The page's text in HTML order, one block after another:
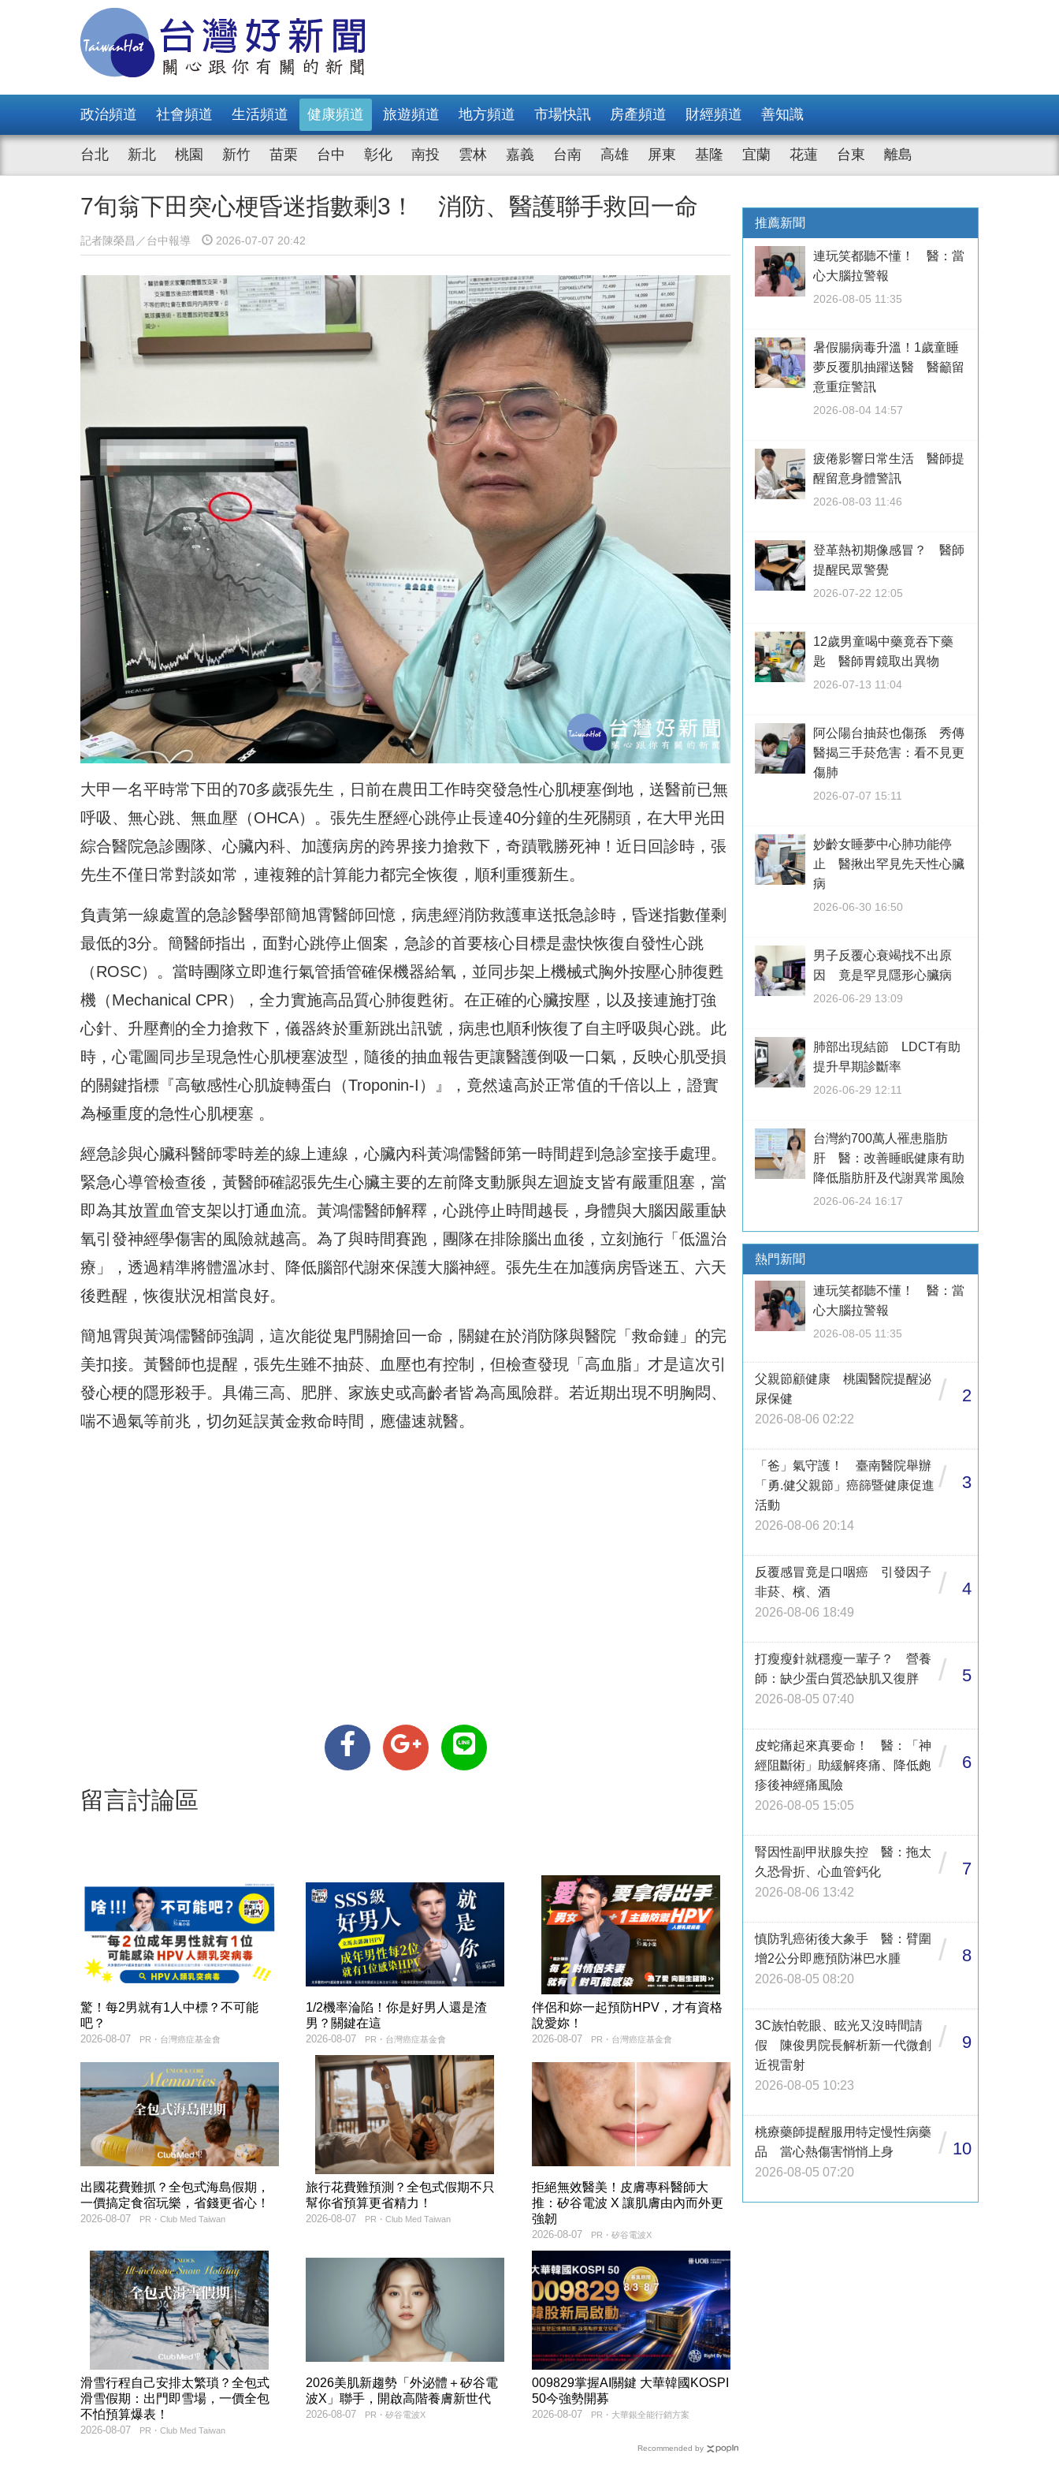
政治頻道 社會頻道 生活頻道 健康頻道 旅遊頻道 地方頻道 市場快訊 房產頻道 財經頻道 善知識
台北 新北 桃園 新竹 苗栗 台中 彰化 南投 雲林 嘉義 台南 高雄 屏東 基隆 宜蘭 花蓮 台東 離島
7旬翁下田突心梗昏迷指數剩3！ 消防、醫護聯手救回一命
記者陳榮昌／台中報導 2026-07-07 20:42
大甲一名平時常下田的70多歲張先生，日前在農田工作時突發急性心肌梗塞倒地，送醫前已無
呼吸、無心跳、無血壓（OHCA）。張先生歷經心跳停止長達40分鐘的生死關頭，在大甲光田
綜合醫院急診團隊、心臟內科、加護病房的跨界接力搶救下，奇蹟戰勝死神！近日回診時，張
先生不僅日常對談如常，連複雜的計算能力都完全恢復，順利重獲新生。
負責第一線處置的急診醫學部簡旭霄醫師回憶，病患經消防救護車送抵急診時，昏迷指數僅剩
最低的3分。簡醫師指出，面對心跳停止個案，急診的首要核心目標是盡快恢復自發性心跳
（ROSC）。當時團隊立即進行氣管插管確保機器給氧，並同步架上機械式胸外按壓心肺復甦
機（Mechanical CPR），全力實施高品質心肺復甦術。在正確的心臟按壓，以及接連施打強
心針、升壓劑的全力搶救下，儀器終於重新跳出訊號，病患也順利恢復了自主呼吸與心跳。此
時，心電圖同步呈現急性心肌梗塞波型，隨後的抽血報告更讓醫護倒吸一口氣，反映心肌受損
的關鍵指標『高敏感性心肌旋轉蛋白（Troponin-I）』，竟然遠高於正常值的千倍以上，證實
為極重度的急性心肌梗塞 。
經急診與心臟科醫師零時差的線上連線，心臟內科黃鴻儒醫師第一時間趕到急診室接手處理。
緊急心導管檢查後，黃醫師確認張先生心臟主要的左前降支動脈與左迴旋支皆有嚴重阻塞，當
即為其放置血管支架以打通血流。黃鴻儒醫師解釋，心跳停止時間越長，身體與大腦因嚴重缺
氧引發神經學傷害的風險就越高。為了與時間賽跑，團隊在排除腦出血後，立刻施行「低溫治
療」，透過精準將體溫冰封、降低腦部代謝來保護大腦神經。張先生在加護病房昏迷五、六天
後甦醒，恢復狀況相當良好。
簡旭霄與黃鴻儒醫師強調，這次能從鬼門關搶回一命，關鍵在於消防隊與醫院「救命鏈」的完
美扣接。黃醫師也提醒，張先生雖不抽菸、血壓也有控制，但檢查發現「高血脂」才是這次引
發心梗的隱形殺手。具備三高、肥胖、家族史或高齡者皆為高風險群。若近期出現不明胸悶、
喘不過氣等前兆，切勿延誤黃金救命時間，應儘速就醫。
留言討論區
驚！每2男就有1人中標？不可能
吧？
PR・台灣癌症基金會
2026-08-07
1/2機率淪陷！你是好男人還是渣
男？關鍵在這
PR・台灣癌症基金會
2026-08-07
伴侶和妳一起預防HPV，才有資格
說愛妳！
PR・台灣癌症基金會
2026-08-07
出國花費難抓？全包式海島假期，
一價搞定食宿玩樂，省錢更省心！
PR・Club Med Taiwan
2026-08-07
旅行花費難預測？全包式假期不只
幫你省預算更省精力！
PR・Club Med Taiwan
2026-08-07
拒絕無效醫美！皮膚專科醫師大
推：矽谷電波 X 讓肌膚由內而外更
強韌
PR・矽谷電波X
2026-08-07
滑雪行程自己安排太繁瑣？全包式
滑雪假期：出門即雪場，一價全包
不怕預算爆表！
PR・Club Med Taiwan
2026-08-07
2026美肌新趨勢「外泌體＋矽谷電
波X」聯手，開啟高階養膚新世代
PR・矽谷電波X
2026-08-07
009829掌握AI關鍵 大華韓國KOSPI
50今強勢開募
PR・大華銀全能行銷方案
2026-08-07
Recommended by
推薦新聞
連玩笑都聽不懂！ 醫：當
心大腦拉警報
2026-08-05 11:35
暑假腸病毒升溫！1歲童睡
夢反覆肌抽躍送醫 醫籲留
意重症警訊
2026-08-04 14:57
疲倦影響日常生活 醫師提
醒留意身體警訊
2026-08-03 11:46
登革熱初期像感冒？ 醫師
提醒民眾警覺
2026-07-22 12:05
12歲男童喝中藥竟吞下藥
匙 醫師胃鏡取出異物
2026-07-13 11:04
阿公陽台抽菸也傷孫 秀傳
醫揭三手菸危害：看不見更
傷肺
2026-07-07 15:11
妙齡女睡夢中心肺功能停
止 醫揪出罕見先天性心臟
病
2026-06-30 16:50
男子反覆心衰竭找不出原
因 竟是罕見隱形心臟病
2026-06-29 13:09
肺部出現結節 LDCT有助
提升早期診斷率
2026-06-29 12:11
台灣約700萬人罹患脂肪
肝 醫：改善睡眠健康有助
降低脂肪肝及代謝異常風險
2026-06-24 16:17
熱門新聞
連玩笑都聽不懂！ 醫：當
心大腦拉警報
2026-08-05 11:35
父親節顧健康 桃園醫院提醒泌
尿保健
2026-08-06 02:22
/ 2
「爸」氣守護！ 臺南醫院舉辦
「勇.健父親節」癌篩暨健康促進
活動
2026-08-06 20:14
/ 3
反覆感冒竟是口咽癌 引發因子
非菸、檳、酒
2026-08-06 18:49
/ 4
打瘦瘦針就穩瘦一輩子？ 營養
師：缺少蛋白質恐缺肌又復胖
2026-08-05 07:40
/ 5
皮蛇痛起來真要命！ 醫：「神
經阻斷術」助緩解疼痛、降低皰
疹後神經痛風險
2026-08-05 15:05
/ 6
腎因性副甲狀腺失控 醫：拖太
久恐骨折、心血管鈣化
2026-08-06 13:42
/ 7
慎防乳癌術後大象手 醫：臂圍
增2公分即應預防淋巴水腫
2026-08-05 08:20
/ 8
3C族怕乾眼、眩光又沒時間請
假 陳俊男院長解析新一代微創
近視雷射
2026-08-05 10:23
/ 9
桃療藥師提醒服用特定慢性病藥
品 當心熱傷害悄悄上身
2026-08-05 07:20
/ 10